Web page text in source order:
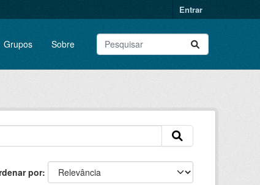
Entrar
Grupos Sobre
por